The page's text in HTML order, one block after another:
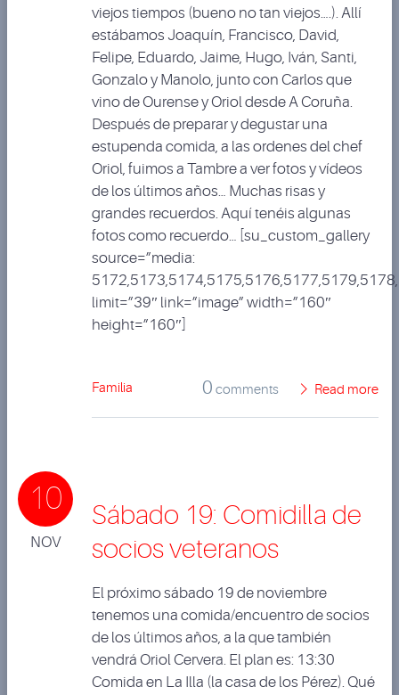
viejos tiempos (bueno no tan viejos….). Allí
estábamos Joaquín, Francisco, David,
Felipe, Eduardo, Jaime, Hugo, Iván, Santi,
Gonzalo y Manolo, junto con Carlos que
vino de Ourense y Oriol desde A Coruña.
Después de preparar y degustar una
estupenda comida, a las ordenes del chef
Oriol, fuimos a Tambre a ver fotos y vídeos
de los últimos años… Muchas risas y
grandes recuerdos. Aquí tenéis algunas
fotos como recuerdo… [su_custom_gallery
source=”media:
limit=”39″ link=”image” width=”160″
height=”160″]
Familia 0 comments Read more
10
NOV
Sábado 19: Comidilla de
socios veteranos
El próximo sábado 19 de noviembre
tenemos una comida/encuentro de socios
de los últimos años, a la que también
vendrá Oriol Cervera. El plan es: 13:30
Comida en La Illa (la casa de los Pérez). Qué